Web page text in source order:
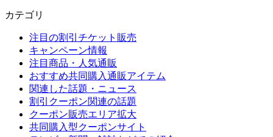
カテゴリ
注目の割引チケット販売
キャンペーン情報
注目商品・人気通販
おすすめ共同購入通販アイテム
関連した話題・ニュース
割引クーポン関連の話題
クーポン販売エリア拡大
共同購入型クーポンサイト